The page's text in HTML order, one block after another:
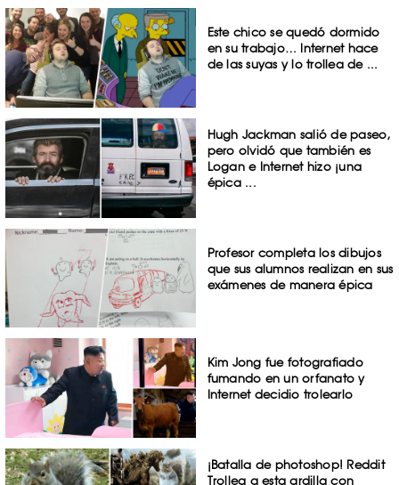
Este chico se quedó dormido
en su trabajo… Internet hace
de las suyas y lo trollea de ...
Hugh Jackman salió de paseo,
pero olvidó que también es
Logan e Internet hizo ¡una
épica ...
Profesor completa los dibujos
que sus alumnos realizan en sus
exámenes de manera épica
Kim Jong fue fotografiado
fumando en un orfanato y
Internet decidio trolearlo
¡Batalla de photoshop! Reddit
Trollea a esta ardilla con